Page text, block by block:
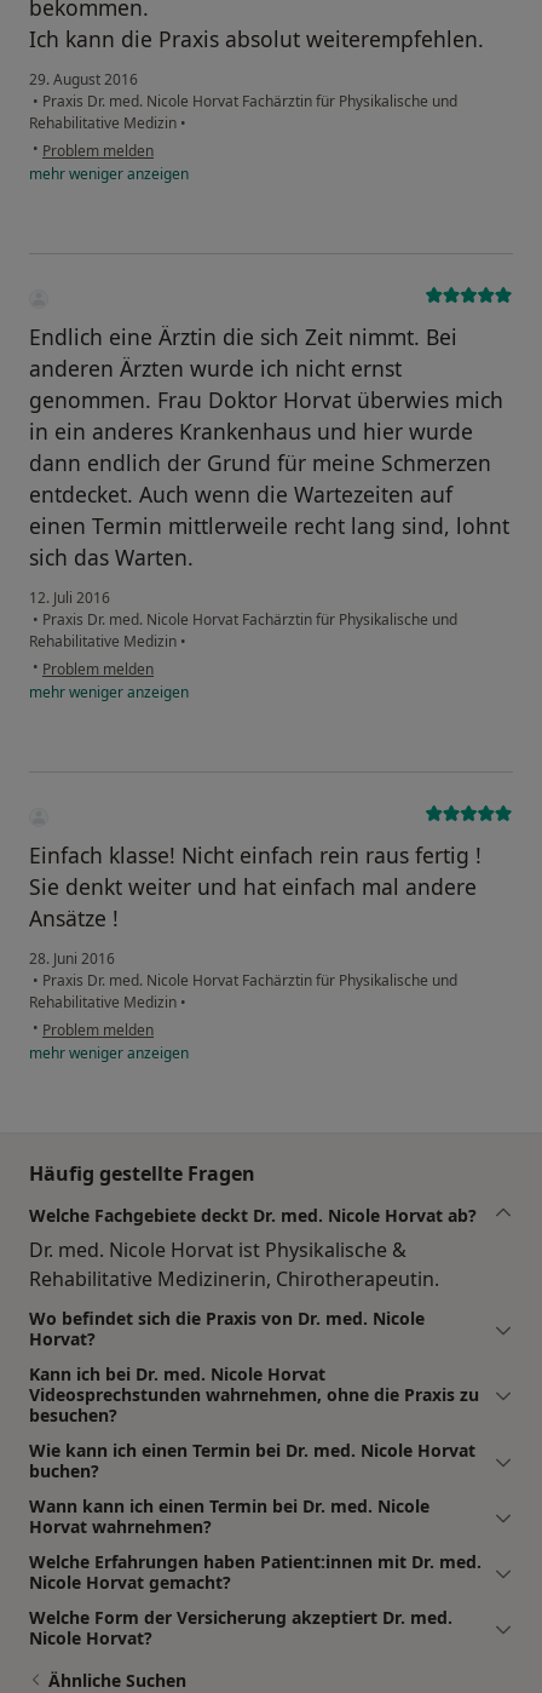
bekommen.
Ich kann die Praxis absolut weiterempfehlen.
29. August 2016
• Praxis Dr. med. Nicole Horvat Fachärztin für Physikalische und
Rehabilitative Medizin •
• Problem melden
mehrwenigeranzeigen
Endlich eine Ärztin die sich Zeit nimmt. Bei
anderen Ärzten wurde ich nicht ernst
genommen. Frau Doktor Horvat überwies mich
in ein anderes Krankenhaus und hier wurde
dann endlich der Grund für meine Schmerzen
entdecket. Auch wenn die Wartezeiten auf
einen Termin mittlerweile recht lang sind, lohnt
sich das Warten.
12. Juli 2016
• Praxis Dr. med. Nicole Horvat Fachärztin für Physikalische und
Rehabilitative Medizin •
• Problem melden
mehrwenigeranzeigen
Einfach klasse! Nicht einfach rein raus fertig !
Sie denkt weiter und hat einfach mal andere
Ansätze !
28. Juni 2016
• Praxis Dr. med. Nicole Horvat Fachärztin für Physikalische und
Rehabilitative Medizin •
• Problem melden
mehrwenigeranzeigen
Häufig gestellte Fragen
Welche Fachgebiete deckt Dr. med. Nicole Horvat ab?
Dr. med. Nicole Horvat ist Physikalische &
Rehabilitative Medizinerin, Chirotherapeutin.
Wo befindet sich die Praxis von Dr. med. Nicole
Horvat?
Kann ich bei Dr. med. Nicole Horvat
Videosprechstunden wahrnehmen, ohne die Praxis zu
besuchen?
Wie kann ich einen Termin bei Dr. med. Nicole Horvat
buchen?
Wann kann ich einen Termin bei Dr. med. Nicole
Horvat wahrnehmen?
Welche Erfahrungen haben Patient:innen mit Dr. med.
Nicole Horvat gemacht?
Welche Form der Versicherung akzeptiert Dr. med.
Nicole Horvat?
Ähnliche Suchen